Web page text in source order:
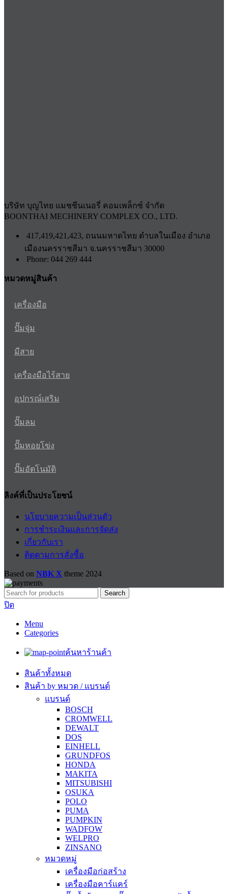
บริษัท บุญไทย แมชชีนเนอรี่ คอมเพล็กซ์ จำกัด
BOONTHAI MECHINERY COMPLEX CO., LTD.
417,419,421,423, ถนนมหาดไทย ตำบลในเมือง อำเภอ
เมืองนครราชสีมา จ.นครราชสีมา 30000
Phone: 044 269 444
หมวดหมู่สินค้า
เครื่องมือ
ปั๊มจุ่ม
มีสาย
เครื่องมือไร้สาย
อุปกรณ์เสริม
ปั๊มลม
ปั๊มหอยโข่ง
ปั๊มอัตโนมัติ
ลิงค์ที่เป็นประโยชน์
นโยบายความเป็นส่วนตัว
การชำระเงินและการจัดส่ง
เกี่ยวกับเรา
ติดตามการสั่งซื้อ
Based on NBK X theme 2024
Search
ปิด
Menu
Categories
ค้นหาร้านค้า
สินค้าทั้งหมด
สินค้า by หมวด / แบรนด์
แบรนด์
BOSCH
CROMWELL
DEWALT
DOS
EINHELL
GRUNDFOS
HONDA
MAKITA
MITSUBISHI
OSUKA
POLO
PUMA
PUMPKIN
WADFOW
WELPRO
ZINSANO
หมวดหมู่
เครื่องมือก่อสร้าง
เครื่องมือคาร์แคร์